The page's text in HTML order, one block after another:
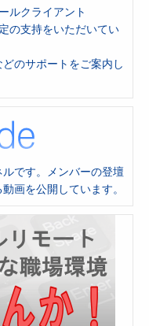
ルクライアント
の支持をいただいてい
のサポートをご案内し
です。メンバーの登壇
画を公開しています。